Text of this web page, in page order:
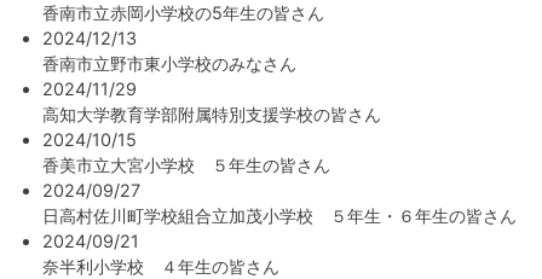
香南市立赤岡小学校の5年生の皆さん
2024/12/13
香南市立野市東小学校のみなさん
2024/11/29
高知大学教育学部附属特別支援学校の皆さん
2024/10/15
香美市立大宮小学校 ５年生の皆さん
2024/09/27
日高村佐川町学校組合立加茂小学校 ５年生・６年生の皆さん
2024/09/21
奈半利小学校 ４年生の皆さん